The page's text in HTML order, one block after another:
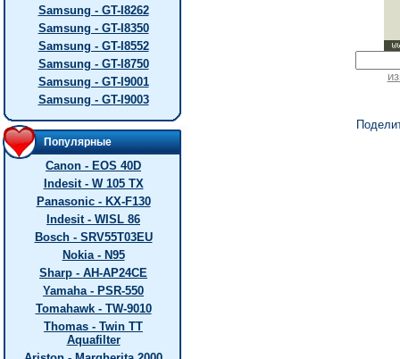
Samsung - GT-I8262
Samsung - GT-I8350
Samsung - GT-I8552
Samsung - GT-I8750
Samsung - GT-I9001
Samsung - GT-I9003
Популярные
Canon - EOS 40D
Indesit - W 105 TX
Panasonic - KX-F130
Indesit - WISL 86
Bosch - SRV55T03EU
Nokia - N95
Sharp - AH-AP24CE
Yamaha - PSR-550
Tomahawk - TW-9010
Thomas - Twin TT
Aquafilter